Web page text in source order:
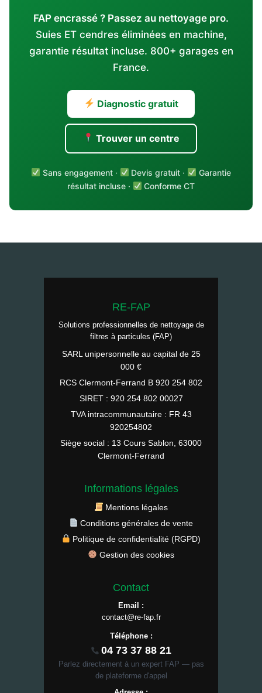
FAP encrassé ? Passez au nettoyage pro.
Suies ET cendres éliminées en machine,
garantie résultat incluse. 800+ garages en
France.
Diagnostic gratuit
Trouver un centre
Sans engagement · Devis gratuit ·
Garantie
résultat incluse ·
Conforme CT
RE-FAP
Solutions professionnelles de nettoyage de
filtres à particules (FAP)
SARL unipersonnelle au capital de 25
000 €
RCS Clermont-Ferrand B 920 254 802
SIRET : 920 254 802 00027
TVA intracommunautaire : FR 43
920254802
Siège social : 13 Cours Sablon, 63000
Clermont-Ferrand
Informations légales
Mentions légales
Conditions générales de vente
Politique de confidentialité (RGPD)
Gestion des cookies
Contact
Email :
contact@re-fap.fr
Téléphone :
04 73 37 88 21
Parlez directement à un expert FAP — pas
de plateforme d'appel